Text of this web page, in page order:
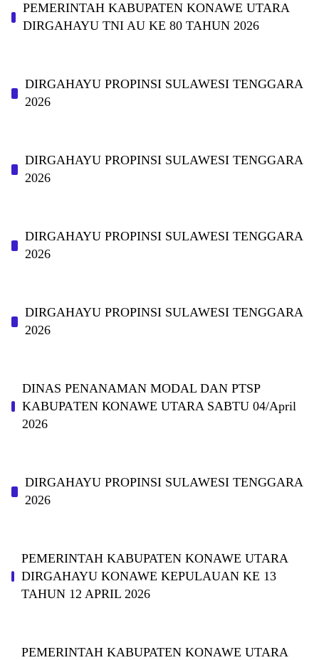
PEMERINTAH KABUPATEN KONAWE UTARA
DIRGAHAYU TNI AU KE 80 TAHUN 2026
DIRGAHAYU PROPINSI SULAWESI TENGGARA
2026
DIRGAHAYU PROPINSI SULAWESI TENGGARA
2026
DIRGAHAYU PROPINSI SULAWESI TENGGARA
2026
DIRGAHAYU PROPINSI SULAWESI TENGGARA
2026
DINAS PΕΝΑΝΑΜAN MODAL DAN PTSP
KABUPAΤΕΝ ΚΟNAWE UTARA SABTU 04/April
2026
DIRGAHAYU PROPINSI SULAWESI TENGGARA
2026
PEMERINTAH KABUPATEN KONAWE UTARA
DIRGAHAYU KONAWE KEPULAUAN KE 13
TAHUN 12 APRIL 2026
PEMERINTAH KABUPATEN KONAWE UTARA